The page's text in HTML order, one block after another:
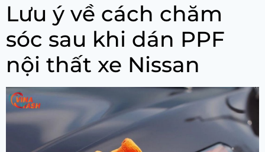
Lưu ý về cách chăm
sóc sau khi dán PPF
nội thất xe Nissan